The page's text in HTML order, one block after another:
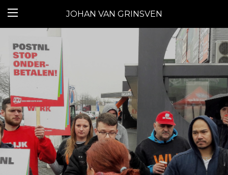
JOHAN VAN GRINSVEN